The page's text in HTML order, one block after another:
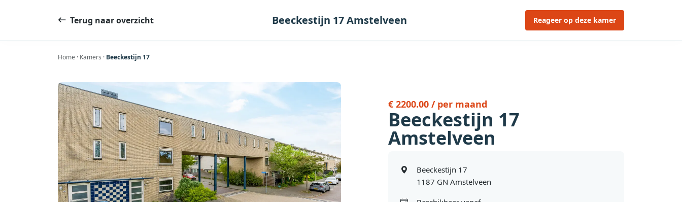
Terug naar overzicht Beeckestijn 17 Amstelveen Reageer op deze kamer
Home · Kamers · Beeckestijn 17
€ 2200.00 / per maand
Beeckestijn 17
Amstelveen
Beeckestijn 17
1187 GN Amstelveen